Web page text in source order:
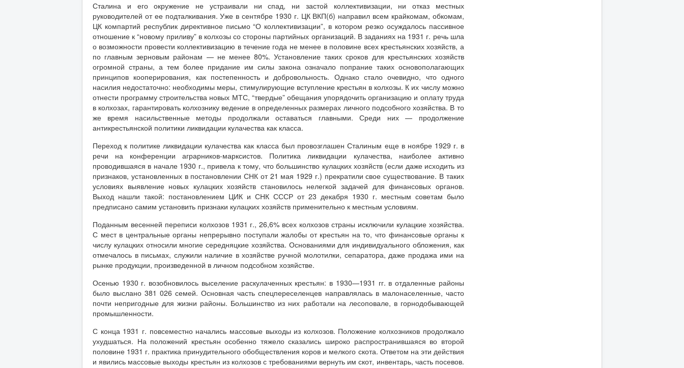
Сталина и его окружение не устраивали ни спад, ни застой коллективизации, ни отказ местных
руководителей от ее подталкивания. Уже в сентябре 1930 г. ЦК ВКП(б) направил всем крайкомам, обкомам,
ЦК компартий республик директивное письмо “О коллективизации”, в котором резко осуждалось пассивное
отношение к “новому приливу” в колхозы со стороны партийных организаций. В заданиях на 1931 г. речь шла
о возможности провести коллективизацию в течение года не менее в половине всех крестьянских хозяйств, а
по главным зерновым районам — не менее 80%. Установление таких сроков для крестьянских хозяйств
огромной страны, а тем более придание им силы закона означало попрание таких основополагающих
принципов кооперирования, как постепенность и добровольность. Однако стало очевидно, что одного
насилия недостаточно: необходимы меры, стимулирующие вступление крестьян в колхозы. К их числу можно
отнести программу строительства новых МТС, “твердые” обещания упорядочить организацию и оплату труда
в колхозах, гарантировать колхознику ведение в определенных размерах личного подсобного хозяйства. В то
же время насильственные методы продолжали оставаться главными. Среди них — продолжение
антикрестьянской политики ликвидации кулачества как класса.
Переход к политике ликвидации кулачества как класса был провозглашен Сталиным еще в ноябре 1929 г. в
речи на конференции аграрников-марксистов. Политика ликвидации кулачества, наиболее активно
проводившаяся в начале 1930 г., привела к тому, что большинство кулацких хозяйств (если даже исходить из
признаков, установленных в постановлении СНК от 21 мая 1929 г.) прекратили свое существование. В таких
условиях выявление новых кулацких хозяйств становилось нелегкой задачей для финансовых органов.
Выход нашли такой: постановлением ЦИК и СНК СССР от 23 декабря 1930 г. местным советам было
предписано самим установить признаки кулацких хозяйств применительно к местным условиям.
Поданным весенней переписи колхозов 1931 г., 26,6% всех колхозов страны исключили кулацкие хозяйства.
С мест в центральные органы непрерывно поступали жалобы от крестьян на то, что финансовые органы к
числу кулацких относили многие середняцкие хозяйства. Основаниями для индивидуального обложения, как
отмечалось в письмах, служили наличие в хозяйстве ручной молотилки, сепаратора, даже продажа ими на
рынке продукции, произведенной в личном подсобном хозяйстве.
Осенью 1930 г. возобновилось выселение раскулаченных крестьян: в 1930—1931 гг. в отдаленные районы
было выслано 381 026 семей. Основная часть спецпереселенцев направлялась в малонаселенные, часто
почти непригодные для жизни районы. Большинство из них работали на лесоповале, в горнодобывающей
промышленности.
С конца 1931 г. повсеместно начались массовые выходы из колхозов. Положение колхозников продолжало
ухудшаться. На положений крестьян особенно тяжело сказались широко распространившаяся во второй
половине 1931 г. практика принудительного обобществления коров и мелкого скота. Ответом на эти действия
и явились массовые выходы крестьян из колхозов с требованиями вернуть им скот, инвентарь, часть посевов.